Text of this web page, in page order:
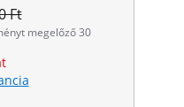
Ft
megelőző 30